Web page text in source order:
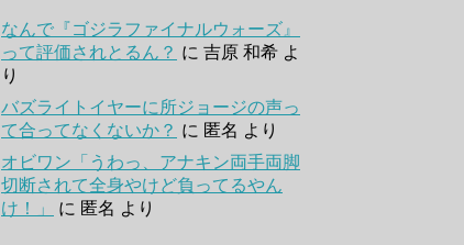
なんで『ゴジラファイナルウォーズ』
って評価されとるん？ に 吉原 和希 よ
り
バズライトイヤーに所ジョージの声っ
て合ってなくないか？ に 匿名 より
オビワン「うわっ、アナキン両手両脚
切断されて全身やけど負ってるやん
け！」
に 匿名 より